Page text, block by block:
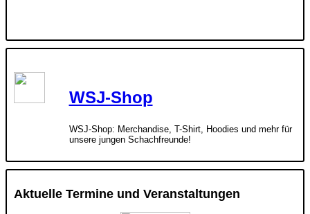
WSJ-Shop
WSJ-Shop: Merchandise, T-Shirt, Hoodies und mehr für
unsere jungen Schachfreunde!
Aktuelle Termine und Veranstaltungen